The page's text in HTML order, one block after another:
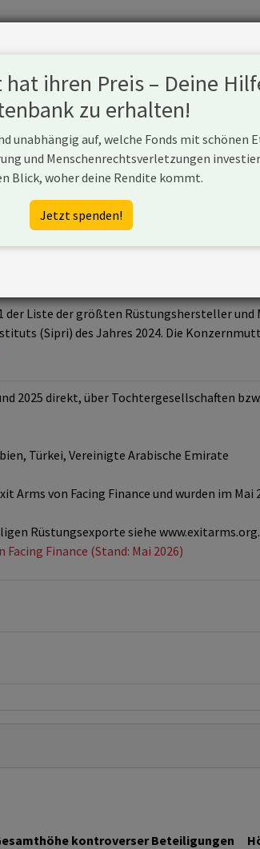
ist ein südkoreanischer
der Liste der größten Rüstungshersteller
(Sipri) des Jahres 2024. Die
2025 direkt, über Tochtergesellschaften
Türkei, Vereinigte Arabische Emirate
Arms von Facing Finance und wurden im
Rüstungsexporte siehe www.exitarms.org.
Finance (Stand: Mai 2026)
kontroverser Beteiligungen
ihren Preis – Deine
zu erhalten!
unabhängig auf, welche Fonds mit schönen
und Menschenrechtsverletzungen
Blick, woher deine Rendite kommt.
Jetzt spenden!